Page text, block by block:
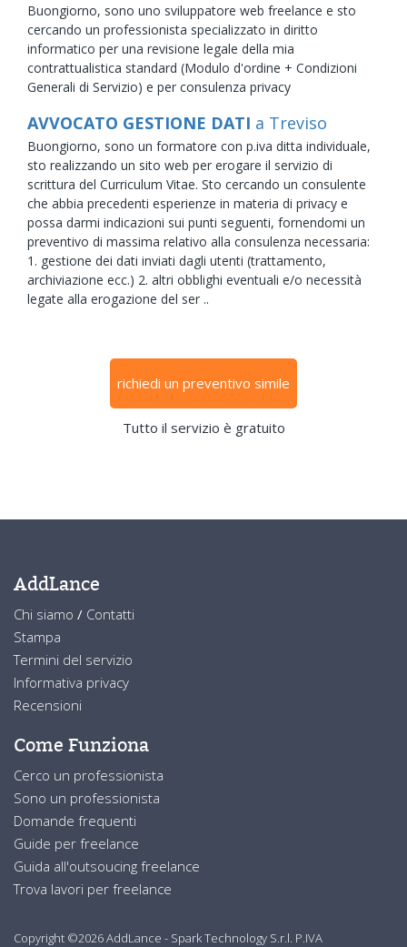
Buongiorno, sono uno sviluppatore web freelance e sto
cercando un professionista specializzato in diritto
informatico per una revisione legale della mia
contrattualistica standard (Modulo d'ordine + Condizioni
Generali di Servizio) e per consulenza privacy
AVVOCATO GESTIONE DATI a Treviso
Buongiorno, sono un formatore con p.iva ditta individuale,
sto realizzando un sito web per erogare il servizio di
scrittura del Curriculum Vitae. Sto cercando un consulente
che abbia precedenti esperienze in materia di privacy e
possa darmi indicazioni sui punti seguenti, fornendomi un
preventivo di massima relativo alla consulenza necessaria:
1. gestione dei dati inviati dagli utenti (trattamento,
archiviazione ecc.) 2. altri obblighi eventuali e/o necessità
legate alla erogazione del ser ..
richiedi un preventivo simile
Tutto il servizio è gratuito
AddLance
Chi siamo / Contatti
Stampa
Termini del servizio
Informativa privacy
Recensioni
Come Funziona
Cerco un professionista
Sono un professionista
Domande frequenti
Guide per freelance
Guida all'outsoucing freelance
Trova lavori per freelance
Copyright ©2026 AddLance - Spark Technology S.r.l. P.IVA